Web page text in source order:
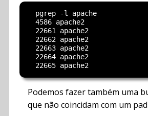
  pgrep -l apache
  4586 apache2
  22661 apache2
  22662 apache2
  22663 apache2
  22664 apache2
Podemos fazer também uma
que não coincidam com um